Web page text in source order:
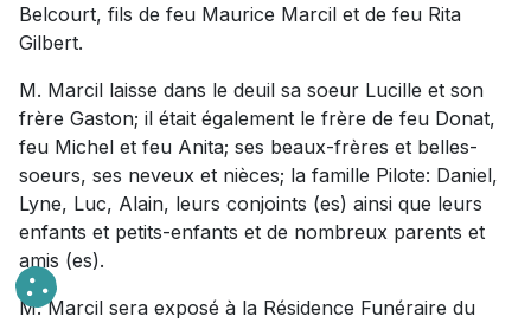
Belcourt, fils de feu Maurice Marcil et de feu Rita
Gilbert.
M. Marcil laisse dans le deuil sa soeur Lucille et son
frère Gaston; il était également le frère de feu Donat,
feu Michel et feu Anita; ses beaux-frères et belles-
soeurs, ses neveux et nièces; la famille Pilote: Daniel,
Lyne, Luc, Alain, leurs conjoints (es) ainsi que leurs
enfants et petits-enfants et de nombreux parents et
amis (es).
M. Marcil sera exposé à la Résidence Funéraire du